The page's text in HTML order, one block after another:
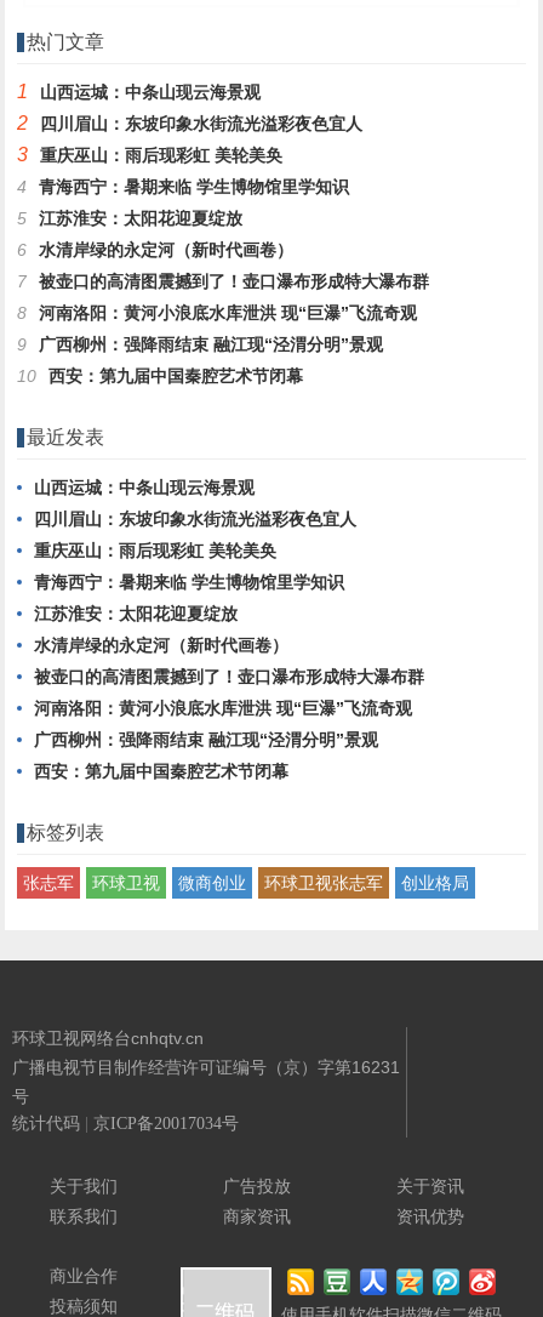
热门文章
1 山西运城：中条山现云海景观
2 四川眉山：东坡印象水街流光溢彩夜色宜人
3
重庆巫山：雨后现彩虹 美轮美奂
4
青海西宁：暑期来临 学生博物馆里学知识
5
江苏淮安：太阳花迎夏绽放
6
水清岸绿的永定河（新时代画卷）
7
被壶口的高清图震撼到了！壶口瀑布形成特大瀑布群
8
河南洛阳：黄河小浪底水库泄洪 现“巨瀑”飞流奇观
9
广西柳州：强降雨结束 融江现“泾渭分明”景观
10
西安：第九届中国秦腔艺术节闭幕
最近发表
山西运城：中条山现云海景观
四川眉山：东坡印象水街流光溢彩夜色宜人
重庆巫山：雨后现彩虹 美轮美奂
青海西宁：暑期来临 学生博物馆里学知识
江苏淮安：太阳花迎夏绽放
水清岸绿的永定河（新时代画卷）
被壶口的高清图震撼到了！壶口瀑布形成特大瀑布群
河南洛阳：黄河小浪底水库泄洪 现“巨瀑”飞流奇观
广西柳州：强降雨结束 融江现“泾渭分明”景观
西安：第九届中国秦腔艺术节闭幕
标签列表
张志军 环球卫视 微商创业 环球卫视张志军 创业格局
环球卫视网络台cnhqtv.cn
广播电视节目制作经营许可证编号（京）字第16231
号
统计代码 京ICP备20017034号
关于我们
联系我们
广告投放
商家资讯
关于资讯
资讯优势
商业合作
投稿须知